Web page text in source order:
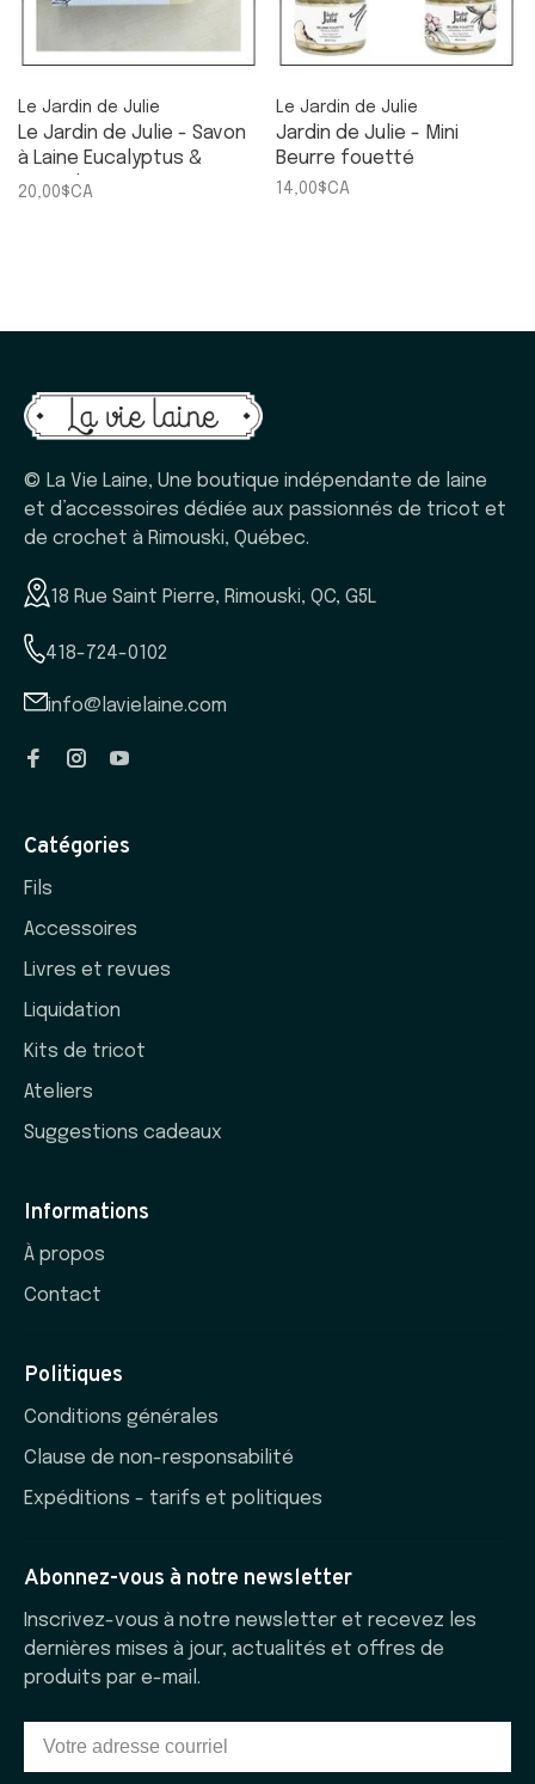
Le Jardin de Julie
Le Jardin de Julie - Savon
à Laine Eucalyptus &
Lavande
20,00$CA
Le Jardin de Julie
Jardin de Julie - Mini
Beurre fouetté
14,00$CA
© La Vie Laine, Une boutique indépendante de laine
et d’accessoires dédiée aux passionnés de tricot et
de crochet à Rimouski, Québec.
18 Rue Saint Pierre, Rimouski, QC, G5L
418-724-0102
info@lavielaine.com
Catégories
Fils
Accessoires
Livres et revues
Liquidation
Kits de tricot
Ateliers
Suggestions cadeaux
Informations
À propos
Contact
Politiques
Conditions générales
Clause de non-responsabilité
Expéditions - tarifs et politiques
Abonnez-vous à notre newsletter
Inscrivez-vous à notre newsletter et recevez les
dernières mises à jour, actualités et offres de
produits par e-mail.